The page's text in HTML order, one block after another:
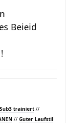
Beieid
trainiert //
// Guter Laufstil